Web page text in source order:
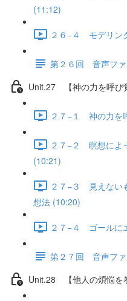
(11:12)
２６−４ モデリン
第２６回 音声ファ
Unit.27 【神の力を呼び
２７−１ 神の力を
２７−２ 瞑想によ
(10:21)
２７−３ 見えない
想法 (10:20)
２７−４ ゴールに
第２７回 音声ファ
Unit.28 【他人の煩悩を